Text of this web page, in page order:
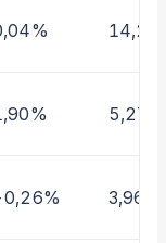
5,27%
3,96%